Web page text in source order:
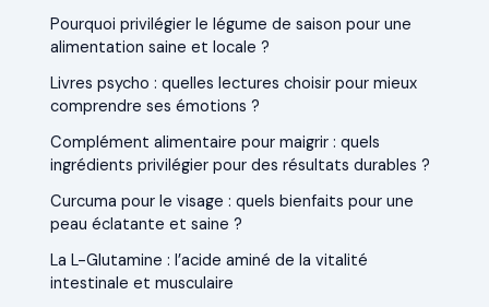
Pourquoi privilégier le légume de saison pour une
alimentation saine et locale ?
Livres psycho : quelles lectures choisir pour mieux
comprendre ses émotions ?
Complément alimentaire pour maigrir : quels
ingrédients privilégier pour des résultats durables ?
Curcuma pour le visage : quels bienfaits pour une
peau éclatante et saine ?
La L-Glutamine : l’acide aminé de la vitalité
intestinale et musculaire